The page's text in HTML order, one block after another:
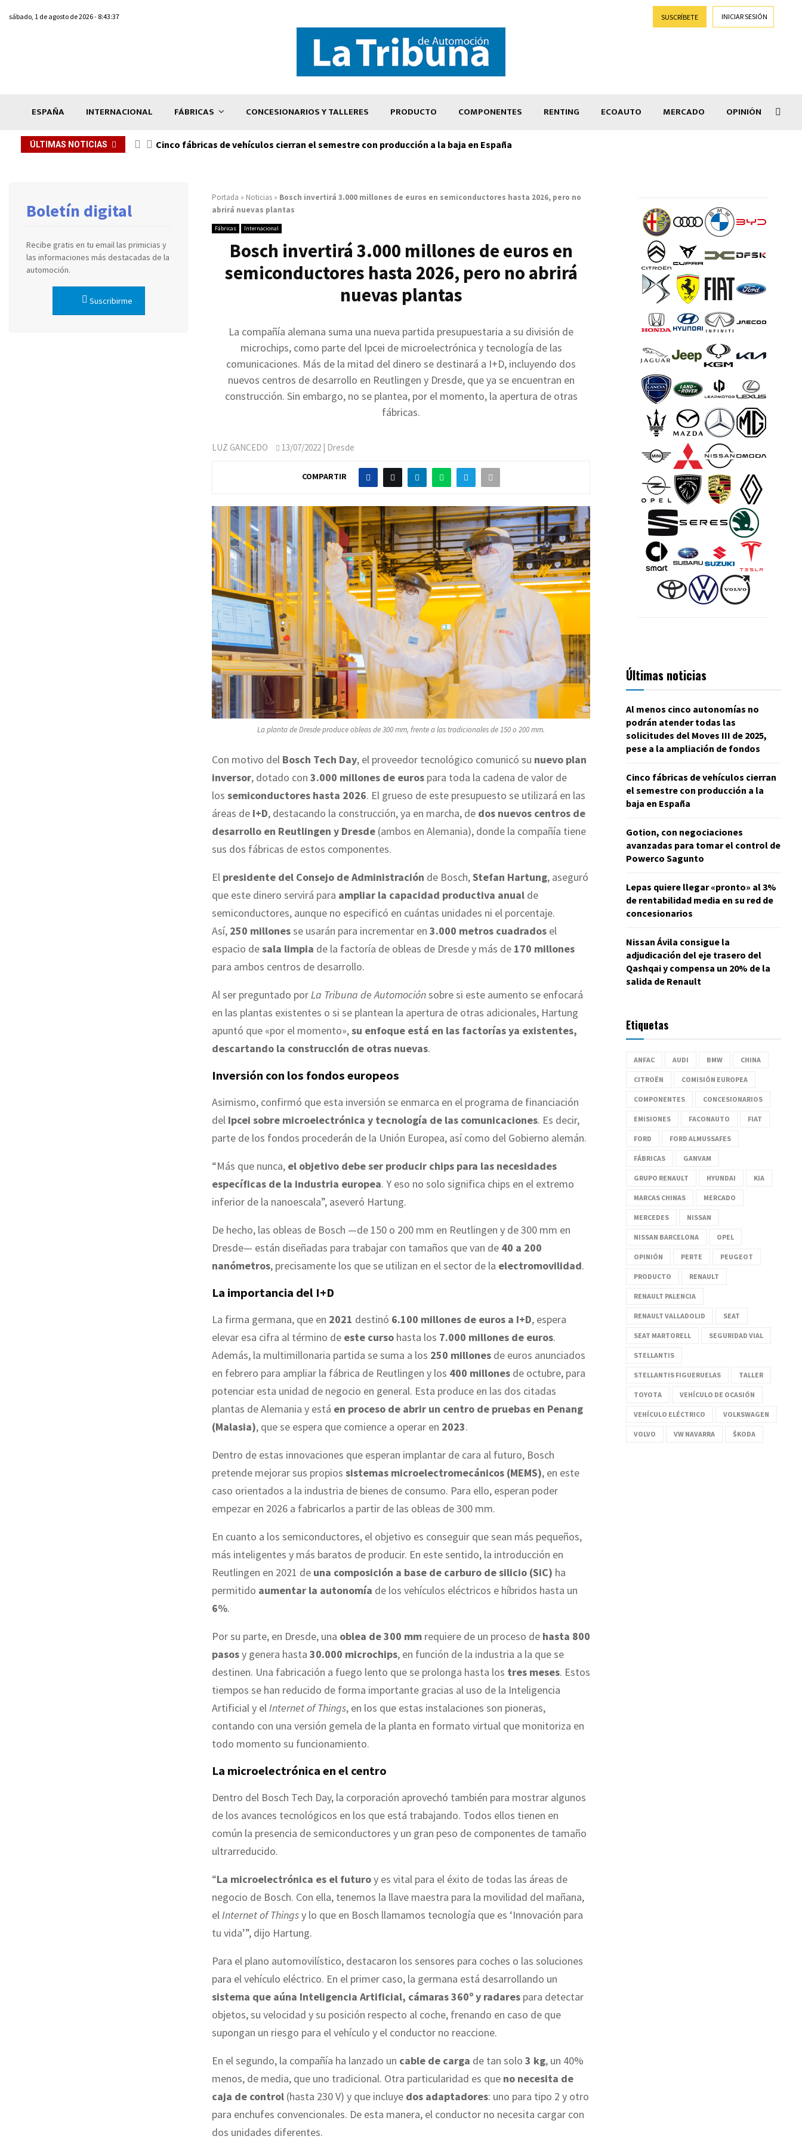
sábado, 1 de agosto de 2026 - 8:43:37 SUSCRÍBETE INICIAR SESIÓN
ESPAÑA INTERNACIONAL FÁBRICAS CONCESIONARIOS Y TALLERES PRODUCTO COMPONENTES RENTING ECOAUTO MERCADO OPINIÓN
ÚLTIMAS NOTICIAS Cinco fábricas de vehículos cierran el semestre con producción a la baja en España
Portada » Noticias » Bosch invertirá 3.000 millones de euros en semiconductores hasta 2026, pero no
abrirá nuevas plantas
Fábricas Internacional
Bosch invertirá 3.000 millones de euros en
semiconductores hasta 2026, pero no abrirá
nuevas plantas
La compañía alemana suma una nueva partida presupuestaria a su división de
microchips, como parte del Ipcei de microelectrónica y tecnología de las
comunicaciones. Más de la mitad del dinero se destinará a I+D, incluyendo dos
nuevos centros de desarrollo en Reutlingen y Dresde, que ya se encuentran en
construcción. Sin embargo, no se plantea, por el momento, la apertura de otras
fábricas.
LUZ GANCEDO 13/07/2022 | Dresde
COMPARTIR
La planta de Dresde produce obleas de 300 mm, frente a las tradicionales de 150 o 200 mm.
Con motivo del Bosch Tech Day, el proveedor tecnológico comunicó su nuevo plan
inversor, dotado con 3.000 millones de euros para toda la cadena de valor de
los semiconductores hasta 2026. El grueso de este presupuesto se utilizará en las
áreas de I+D, destacando la construcción, ya en marcha, de dos nuevos centros de
desarrollo en Reutlingen y Dresde (ambos en Alemania), donde la compañía tiene
sus dos fábricas de estos componentes.
El presidente del Consejo de Administración de Bosch,Stefan Hartung, aseguró
que este dinero servirá para ampliar la capacidad productiva anual de
semiconductores, aunque no especificó en cuántas unidades ni el porcentaje.
Así, 250 millonesse usarán para incrementar en 3.000 metros cuadrados el
espacio desala limpia de la factoría de obleas de Dresde y más de 170 millones
para ambos centros de desarrollo.
Al ser preguntado porLa Tribuna de Automociónsobre si este aumento se enfocará
en las plantas existentes o si se plantean la apertura de otras adicionales, Hartung
apuntó que «por el momento»,su enfoque está en las factorías ya existentes,
descartando la construcción de otras nuevas.
Inversión con los fondos europeos
Asimismo, confirmó que esta inversión se enmarca en el programa de financiación
del Ipcei sobre microelectrónica y tecnología de las comunicaciones. Es decir,
parte de los fondos procederán de la Unión Europea, así como del Gobierno alemán.
“Más que nunca, el objetivo debe ser producir chips para las necesidades
específicas de la industria europea. Y eso no solo significa chips en el extremo
inferior de la nanoescala”, aseveró Hartung.
De hecho, las obleas de Bosch —de 150 o 200 mm en Reutlingen y de 300 mm en
Dresde— están diseñadas para trabajar con tamaños que van de 40 a 200
nanómetros, precisamente los que se utilizan en el sector de la electromovilidad.
La importancia del I+D
La firma germana, que en 2021 destinó 6.100 millones de euros a I+D, espera
elevar esa cifra al término de este curso hasta los 7.000 millones de euros.
Además, la multimillonaria partida se suma a los 250 millones de euros anunciados
en febrero para ampliar la fábrica de Reutlingen y los 400 millones de octubre, para
potenciar esta unidad de negocio en general. Esta produce en las dos citadas
plantas de Alemania y está en proceso de abrir un centro de pruebas en Penang
(Malasia), que se espera que comience a operar en 2023.
Dentro de estas innovaciones que esperan implantar de cara al futuro, Bosch
pretende mejorar sus propios sistemas microelectromecánicos (MEMS), en este
caso orientados a la industria de bienes de consumo. Para ello, esperan poder
empezar en 2026 a fabricarlos a partir de las obleas de 300 mm.
En cuanto a los semiconductores, el objetivo es conseguir que sean más pequeños,
más inteligentes y más baratos de producir. En este sentido, la introducción en
Reutlingen en 2021 de una composición a base de carburo de silicio (SiC) ha
permitido aumentar la autonomía de los vehículos eléctricos e híbridos hasta un
6%.
Por su parte, en Dresde, una oblea de 300 mm requiere de un proceso de hasta 800
pasosy genera hasta 30.000 microchips, en función de la industria a la que se
destinen. Una fabricación a fuego lento que se prolonga hasta los tres meses. Estos
tiempos se han reducido de forma importante gracias al uso de la Inteligencia
Artificial y elInternet of Things, en los que estas instalaciones son pioneras,
contando con una versión gemela de la planta en formato virtual que monitoriza en
todo momento su funcionamiento.
La microelectrónica en el centro
Dentro del Bosch Tech Day, la corporación aprovechó también para mostrar algunos
de los avances tecnológicos en los que está trabajando. Todos ellos tienen en
común la presencia de semiconductores y un gran peso de componentes de tamaño
ultrarreducido.
“La microelectrónica es el futuroy es vital para el éxito de todas las áreas de
negocio de Bosch. Con ella, tenemos la llave maestra para la movilidad del mañana,
elInternet of Thingsy lo que en Bosch llamamos tecnología que es ‘Innovación para
tu vida’”, dijo Hartung.
Para el plano automovilístico, destacaron los sensores para coches o las soluciones
para el vehículo eléctrico. En el primer caso, la germana está desarrollando un
sistema que aúna Inteligencia Artificial, cámaras 360º y radares para detectar
objetos, su velocidad y su posición respecto al coche, frenando en caso de que
supongan un riesgo para el vehículo y el conductor no reaccione.
En el segundo, la compañía ha lanzado un cable de carga de tan solo 3 kg, un 40%
menos, de media, que uno tradicional. Otra particularidad es que no necesita de
caja de control (hasta 230 V) y que incluye dos adaptadores: uno para tipo 2 y otro
para enchufes convencionales. De esta manera, el conductor no necesita cargar con
dos unidades diferentes.
Boletín digital
Recibe gratis en tu email las primicias y
las informaciones más destacadas de la
automoción.
Suscribirme
Últimas noticias
Al menos cinco autonomías no
podrán atender todas las
solicitudes del Moves III de 2025,
pese a la ampliación de fondos
Cinco fábricas de vehículos cierran
el semestre con producción a la
baja en España
Gotion, con negociaciones
avanzadas para tomar el control de
Powerco Sagunto
Lepas quiere llegar «pronto» al 3%
de rentabilidad media en su red de
concesionarios
Nissan Ávila consigue la
adjudicación del eje trasero del
Qashqai y compensa un 20% de la
salida de Renault
Etiquetas
ANFAC AUDI BMW CHINA
CITROËN COMISIÓN EUROPEA
COMPONENTES CONCESIONARIOS
EMISIONES FACONAUTO FIAT
FORD FORD ALMUSSAFES
FÁBRICAS GANVAM
GRUPO RENAULT HYUNDAI KIA
MARCAS CHINAS MERCADO
MERCEDES NISSAN
NISSAN BARCELONA OPEL
OPINIÓN PERTE PEUGEOT
PRODUCTO RENAULT
RENAULT PALENCIA
RENAULT VALLADOLID SEAT
SEAT MARTORELL SEGURIDAD VIAL
STELLANTIS
STELLANTIS FIGUERUELAS TALLER
TOYOTA VEHÍCULO DE OCASIÓN
VEHÍCULO ELÉCTRICO VOLKSWAGEN
VOLVO VW NAVARRA ŠKODA